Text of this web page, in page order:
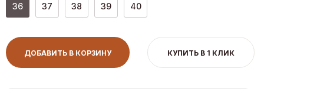
36 37 38 39 40
ДОБАВИТЬ В КОРЗИНУ КУПИТЬ В 1 КЛИК